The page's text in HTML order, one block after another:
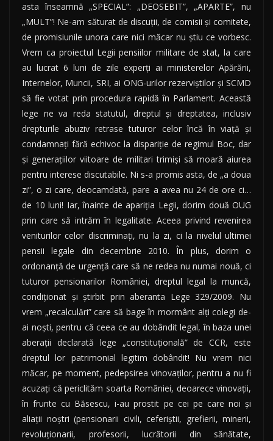
asta înseamnă „SPECIAL”: „DEOSEBIT”, „APARTE”, nu
„MULT”! Ne-am săturat de discuţii, de comisii şi comitete,
de promisiunile unora care nici măcar nu ştiu ce vorbesc.
Vrem ca proiectul Legii pensiilor militare de stat, la care
au lucrat 6 luni de zile experţi ai ministerelor Apărării,
Internelor, Muncii, SRI, ai ONG-urilor rezerviştilor şi SCMD
să fie votat prin procedura rapidă în Parlament. Această
lege ne va reda statutul, dreptul şi dreptatea, inclusiv
drepturile abuziv retrase tuturor celor încă în viaţă şi
condamnaţi fără echivoc la dispariţie de regimul Boc, dar
şi generaţiilor viitoare de militari trimişi să moară aiurea
pentru interese discutabile. Ni s-a promis asta, de „a doua
zi”, o zi care, deocamdată, pare a avea nu 24 de ore ci…
de 10 luni! Iar, înainte de apariţia Legii, dorim două OUG
prin care să intrăm în legalitate. Aceea privind revenirea
veniturilor celor discriminaţi, nu la zi, ci la nivelul ultimei
pensii legale din decembrie 2010. În plus, dorim o
ordonanţă de urgenţă care să ne redea nu numai nouă, ci
tuturor pensionarilor României, dreptul legal la muncă,
condiţionat şi ştirbit prin aberanta Lege 329/2009. Nu
vrem „recalculări” care să bage în mormânt alţi colegi de-
ai noşti, pentru că ceea ce au dobândit legal, în baza unei
aberaţii declarată lege „constituţională” de CCR, este
dreptul lor patrimonial legitim dobândit! Nu vrem nici
măcar, pe moment, pedepsirea vinovaţilor, pentru a nu fi
acuzaţi că periclităm soarta României, deoarece vinovaţii,
în frunte cu Băsescu, i-au prostit pe cei pe care noi şi
aliaţii noştri (pensionarii civili, ceferiştii, grefierii, minerii,
revoluţionarii, profesorii, lucrătorii din sănătate,